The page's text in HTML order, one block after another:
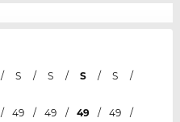
/ S / S / S / S
/
/ 49 / 49 / 49 / 49
/